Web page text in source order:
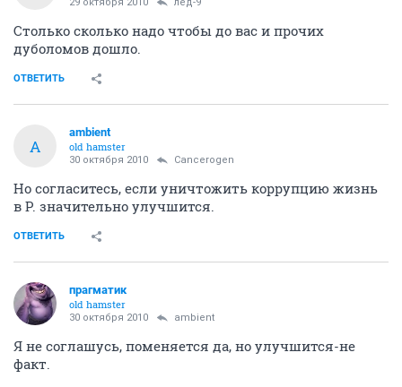
29 октября 2010 лёд-9
Столько сколько надо чтобы до вас и прочих
дуболомов дошло.
ОТВЕТИТЬ
A
ambient
old hamster
30 октября 2010 Cancerogen
Но согласитесь, если уничтожить коррупцию жизнь
в Р. значительно улучшится.
ОТВЕТИТЬ
прагматик
old hamster
30 октября 2010 ambient
Я не соглашусь, поменяется да, но улучшится-не
факт.